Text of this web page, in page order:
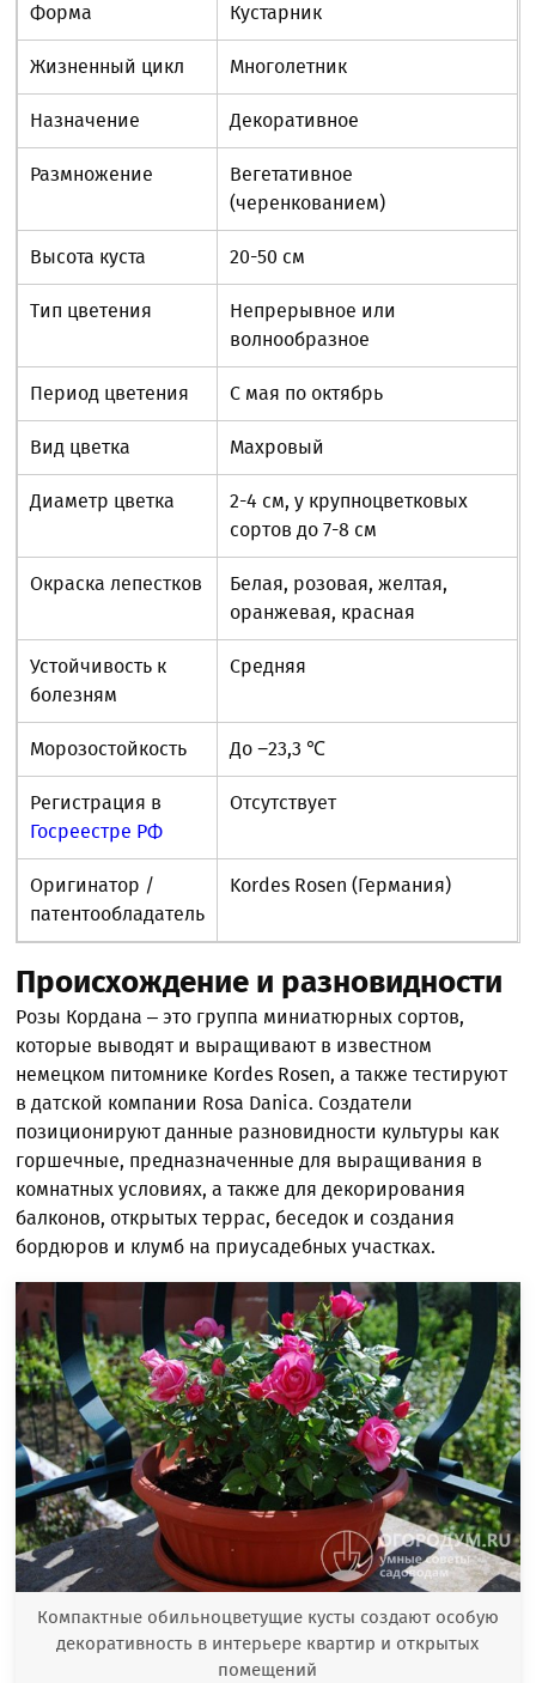
Форма Кустарник
Жизненный цикл Многолетник
Назначение Декоративное
Размножение
Вегетативное
(черенкованием)
Высота куста 20-50 см
Тип цветения
Непрерывное или
волнообразное
Период цветения С мая по октябрь
Вид цветка Махровый
Диаметр цветка
2-4 см, у крупноцветковых
сортов до 7-8 см
Окраска лепестков
Белая, розовая, желтая,
оранжевая, красная
Устойчивость к
болезням
Средняя
Морозостойкость До −23,3 ℃
Регистрация в
Госреестре РФ
Отсутствует
Оригинатор /
патентообладатель
Kordes Rosen (Германия)
Происхождение и разновидности
Розы Кордана – это группа миниатюрных сортов,
которые выводят и выращивают в известном
немецком питомнике Kordes Rosen, а также тестируют
в датской компании Rosa Danica. Создатели
позиционируют данные разновидности культуры как
горшечные, предназначенные для выращивания в
комнатных условиях, а также для декорирования
балконов, открытых террас, беседок и создания
бордюров и клумб на приусадебных участках.
Компактные обильноцветущие кусты создают особую
декоративность в интерьере квартир и открытых
помещений